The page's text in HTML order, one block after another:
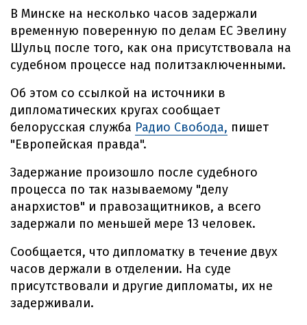
В Минске на несколько часов задержали
временную поверенную по делам ЕС Эвелину
Шульц после того, как она присутствовала на
судебном процессе над политзаключенными.
Об этом со ссылкой на источники в
дипломатических кругах сообщает
белорусская служба Радио Свобода, пишет
"Европейская правда".
Задержание произошло после судебного
процесса по так называемому "делу
анархистов" и правозащитников, а всего
задержали по меньшей мере 13 человек.
Сообщается, что дипломатку в течение двух
часов держали в отделении. На суде
присутствовали и другие дипломаты, их не
задерживали.